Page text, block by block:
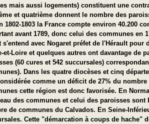
mais aussi logements) constituent une
et quatrième donnent le nombre des
1802-1803 la France compte environ 40.200
avant 1789, donc celui des communes en
s'entend avec Nogaret préfet de l'Hérault
et-Loire et quelques autres ont davantage de
(60 cures et 542 succursales)
Dans les quatre diocèses et cinq
comme un déficit de 27% du
cette région est donc favorisée. En
des communes et celui des paroisses
de communes du Calvados. En Seine-
Cette "démarcation à coups de hache"